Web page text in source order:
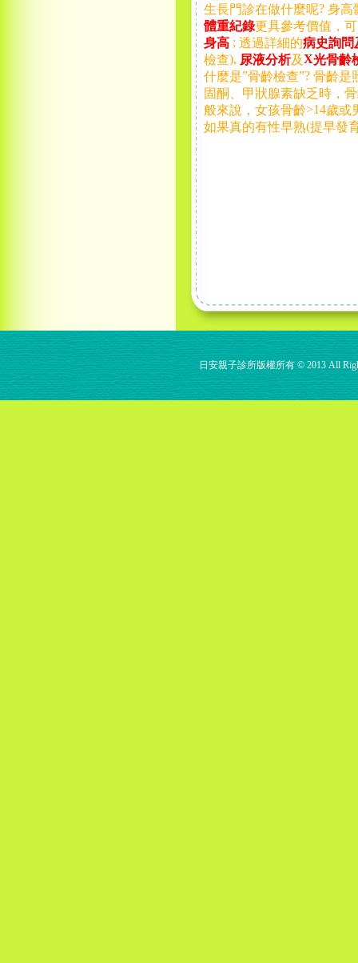
生長門診在做什麼呢? 身高
體重紀錄更具參考價值，
身高 ; 透過詳細的病史詢問
檢查), 尿液分析及X光骨齡
什麼是”骨齡檢查”? 骨齡是
固酮、甲狀腺素缺乏時，
般來說，女孩骨齡>14歲或
如果真的有性早熟(提早發
日安親子診所版權所有 © 2013 All